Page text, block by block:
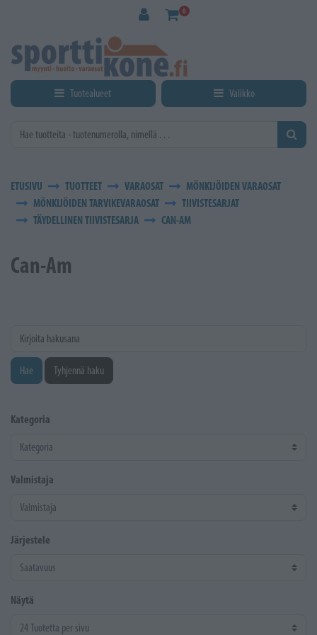
0
Tuotealueet Valikko
ETUSIVU TUOTTEET VARAOSAT
MÖNKIJÖIDEN VARAOSAT
MÖNKIJÖIDEN TARVIKEVARAOSAT
TIIVISTESARJAT
TÄYDELLINEN TIIVISTESARJA
CAN-AM
Can-Am
Kirjoita hakusana
Hae Tyhjennä haku
Kategoria
Valmistaja
Järjestele
Näytä